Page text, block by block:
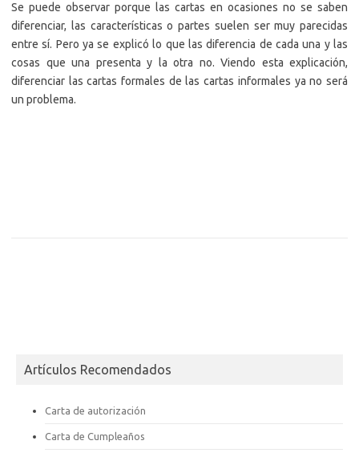
Se puede observar porque las cartas en ocasiones no se saben
diferenciar, las características o partes suelen ser muy parecidas
entre sí. Pero ya se explicó lo que las diferencia de cada una y las
cosas que una presenta y la otra no. Viendo esta explicación,
diferenciar las cartas formales de las cartas informales ya no será
un problema.
Artículos Recomendados
Carta de autorización
Carta de Cumpleaños